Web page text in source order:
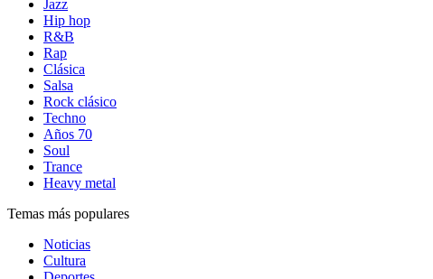
Jazz
Hip hop
R&B
Rap
Clásica
Salsa
Rock clásico
Techno
Años 70
Soul
Trance
Heavy metal
Temas más populares
Noticias
Cultura